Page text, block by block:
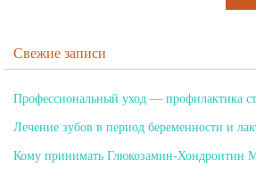
Свежие записи
Профессиональный уход — профилактика
Лечение зубов в период беременности и
Кому принимать Глюкозамин-Хондроитин